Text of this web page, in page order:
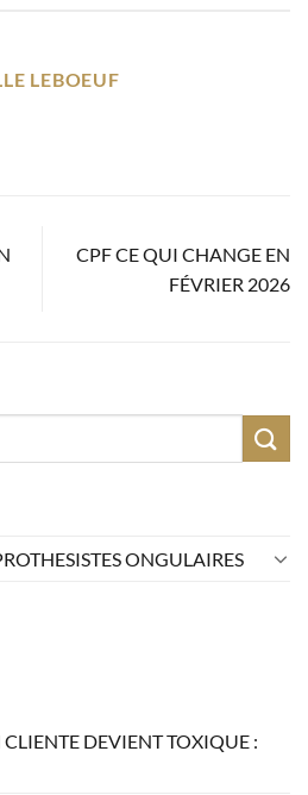
LEBOEUF
CPF CE QUI CHANGE EN
FÉVRIER 2026
ONGULAIRES
DEVIENT TOXIQUE :